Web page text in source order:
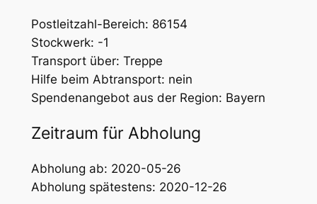
Postleitzahl-Bereich: 86154
Stockwerk: -1
Transport über: Treppe
Hilfe beim Abtransport: nein
Spendenangebot aus der Region: Bayern
Zeitraum für Abholung
Abholung ab: 2020-05-26
Abholung spätestens: 2020-12-26